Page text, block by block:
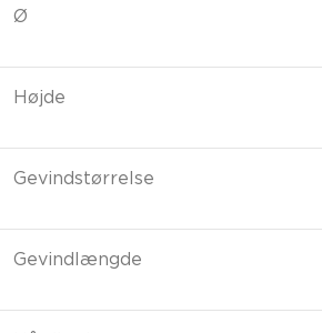
Ø
Højde
Gevindstørrelse
Gevindlængde